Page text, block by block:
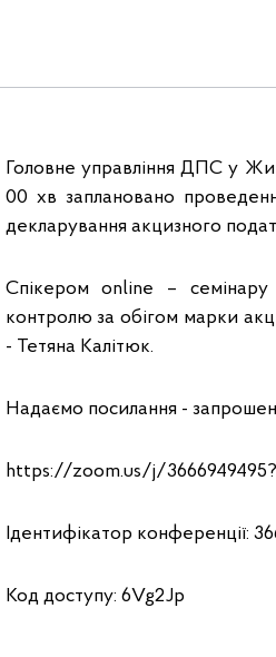
Головне управління ДПС у
00 хв заплановано
декларування акцизного
Спікером online – семінару
контролю за обігом марки
- Тетяна Калітюк.
Надаємо посилання -
https://zoom.us/j/
Ідентифікатор конференції:
Код доступу: 6Vg2Jp